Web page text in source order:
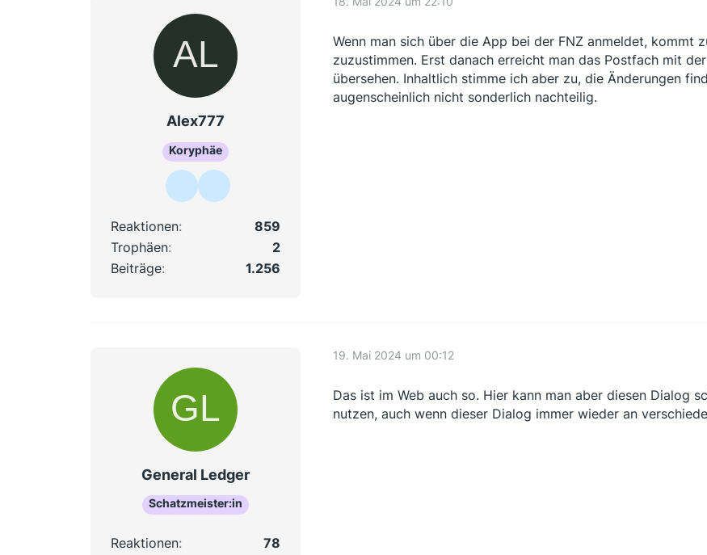
Alex777
Koryphäe
Reaktionen
859
Trophäen
2
Beiträge
1.256
Wenn man sich über die App bei der FNZ anmeldet, kommt
zuzustimmen. Erst danach erreicht man das Postfach mit
übersehen. Inhaltlich stimme ich aber zu, die Änderungen
augenscheinlich nicht sonderlich nachteilig.
General Ledger
Schatzmeister:in
Reaktionen
78
19. Mai 2024 um 00:12
Das ist im Web auch so. Hier kann man aber diesen Dialog
nutzen, auch wenn dieser Dialog immer wieder an